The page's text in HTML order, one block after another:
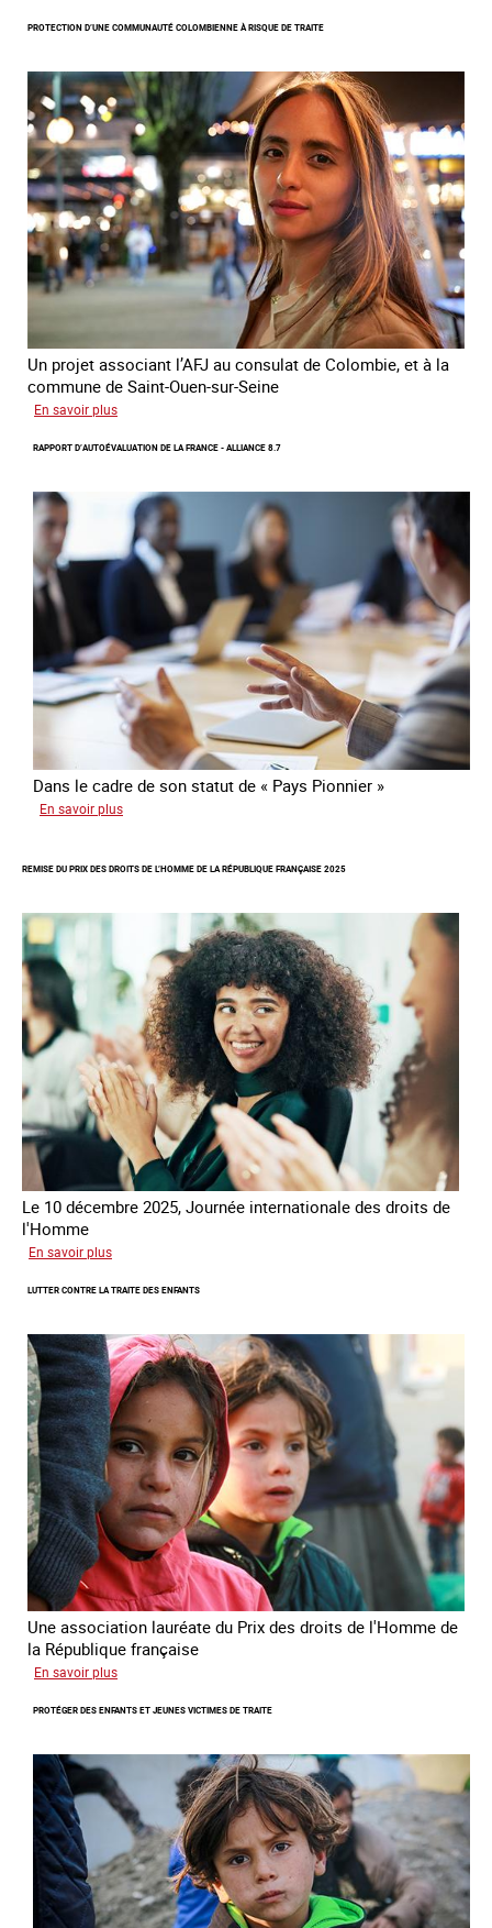
module
formation
en
ligne
sur
traite
et
le
conflit
en
PROTECTION D’UNE COMMUNAUTÉ COLOMBIENNE À RISQUE DE TRAITE
Un projet associant l’AFJ au consulat de Colombie, et à la
commune de Saint-Ouen-sur-Seine
En savoir plus
d’une
colombienne
risque
de
RAPPORT D’AUTOÉVALUATION DE LA FRANCE - ALLIANCE 8.7
Dans le cadre de son statut de « Pays Pionnier »
En savoir plus
de
France
Alliance
8.7
REMISE DU PRIX DES DROITS DE L’HOMME DE LA RÉPUBLIQUE FRANÇAISE 2025
Le 10 décembre 2025, Journée internationale des droits de
l'Homme
En savoir plus
du
des
droits
de
l’Homme
de
la
République
française
2025
LUTTER CONTRE LA TRAITE DES ENFANTS
Une association lauréate du Prix des droits de l'Homme de
la République française
En savoir plus
contre
traite
des
enfants
PROTÉGER DES ENFANTS ET JEUNES VICTIMES DE TRAITE